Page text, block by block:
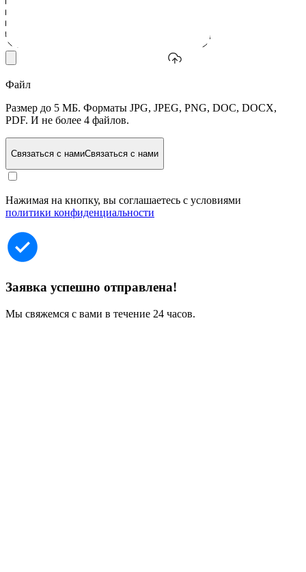
Файл
Размер до 5 МБ. Форматы JPG, JPEG, PNG, DOC, DOCX,
PDF. И не более 4 файлов.
Связаться с намиСвязаться с нами
Нажимая на кнопку, вы соглашаетесь с условиями
политики конфиденциальности
Заявка успешно отправлена!
Мы свяжемся с вами в течение 24 часов.